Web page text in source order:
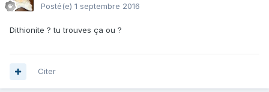
Posté(e) 1 septembre 2016
Dithionite ? tu trouves ça ou ?
Citer